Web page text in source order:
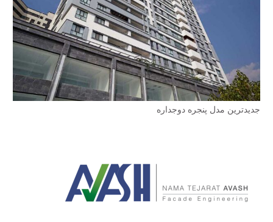
جدیدترین مدل پنجره دوجداره